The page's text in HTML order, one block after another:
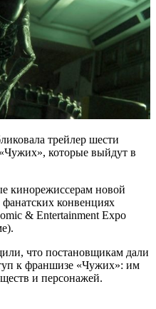
трейлер шести
которые выйдут в
кинорежиссерам новой
конвенциях
& Entertainment Expo
что постановщикам дали
к франшизе «Чужих»: им
и персонажей.